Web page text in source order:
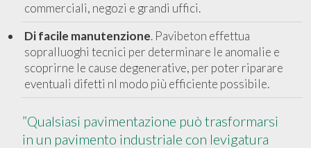
commerciali, negozi e grandi uffici.
Di facile manutenzione. Pavibeton effettua
sopralluoghi tecnici per determinare le anomalie e
scoprirne le cause degenerative, per poter riparare
eventuali difetti nl modo più efficiente possibile.
”Qualsiasi pavimentazione può trasformarsi
in un pavimento industriale con levigatura